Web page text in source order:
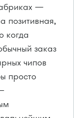
—
позитивная,
когда
заказ
чипов
просто